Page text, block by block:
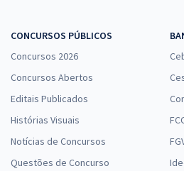
Comprar
SEFAZ SP - Secretaria da Fazenda e
Paulo - Administração Geral e Pública
Informação e Comunicação -
CONCURSOS PÚBLICOS
Concursos 2026
Concursos Abertos
Editais Publicados
Histórias Visuais
Notícias de Concursos
Questões de Concurso